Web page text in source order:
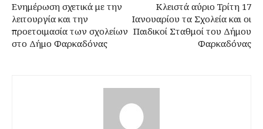
Ενημέρωση σχετικά με την
λειτουργία και την
προετοιμασία των σχολείων
στο Δήμο Φαρκαδόνας
Κλειστά αύριο Τρίτη 17
Ιανουαρίου τα Σχολεία και οι
Παιδικοί Σταθμοί του Δήμου
Φαρκαδόνας